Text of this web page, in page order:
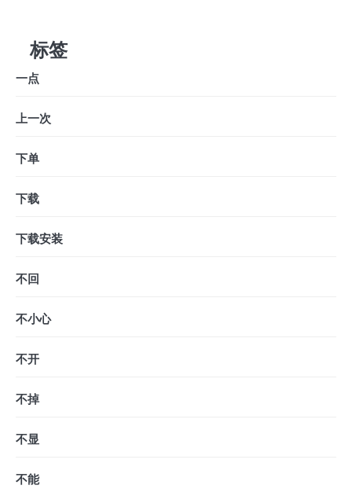
标签
一点
上一次
下单
下载
下载安装
不回
不小心
不开
不掉
不显
不能